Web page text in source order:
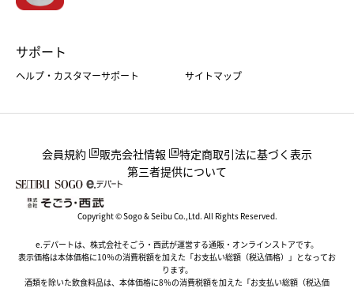
サポート
ヘルプ・カスタマーサポート サイトマップ
会員規約 販売会社情報
特定商取引法に基づく表示
第三者提供について
Copyright © Sogo & Seibu Co.,Ltd. All Rights Reserved.
e.デパートは、株式会社そごう・西武が運営する通販・オンラインストアです。
表示価格は本体価格に10％の消費税額を加えた「お支払い総額（税込価格）」となってお
ります。
酒類を除いた飲食料品は、本体価格に8％の消費税額を加えた「お支払い総額（税込価